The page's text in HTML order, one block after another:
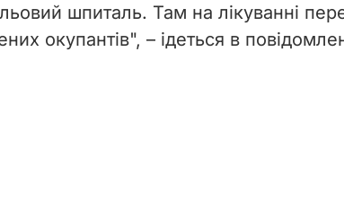
шпиталь. Там на лікуванні
окупантів", – ідеться в